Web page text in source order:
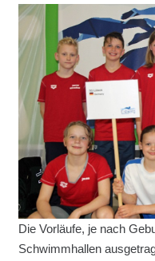
Die Vorläufe, je nach
Schwimmhallen